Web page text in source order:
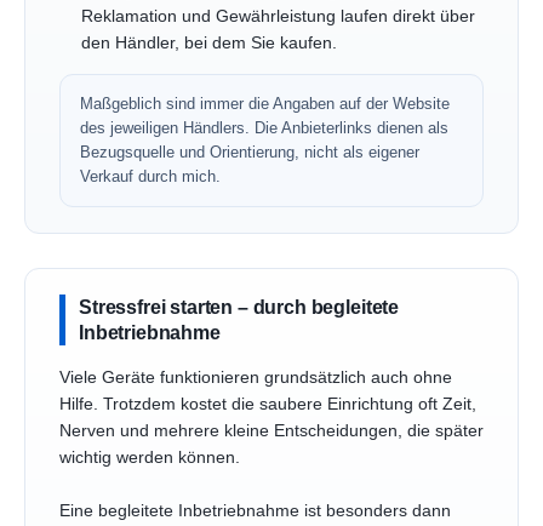
Reklamation und Gewährleistung laufen direkt über
den Händler, bei dem Sie kaufen.
Maßgeblich sind immer die Angaben auf der Website
des jeweiligen Händlers. Die Anbieterlinks dienen als
Bezugsquelle und Orientierung, nicht als eigener
Verkauf durch mich.
Stressfrei starten – durch begleitete
Inbetriebnahme
Viele Geräte funktionieren grundsätzlich auch ohne
Hilfe. Trotzdem kostet die saubere Einrichtung oft Zeit,
Nerven und mehrere kleine Entscheidungen, die später
wichtig werden können.
Eine begleitete Inbetriebnahme ist besonders dann